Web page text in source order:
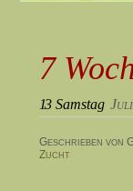
7
13 Samstag
Geschrieben von
Zucht